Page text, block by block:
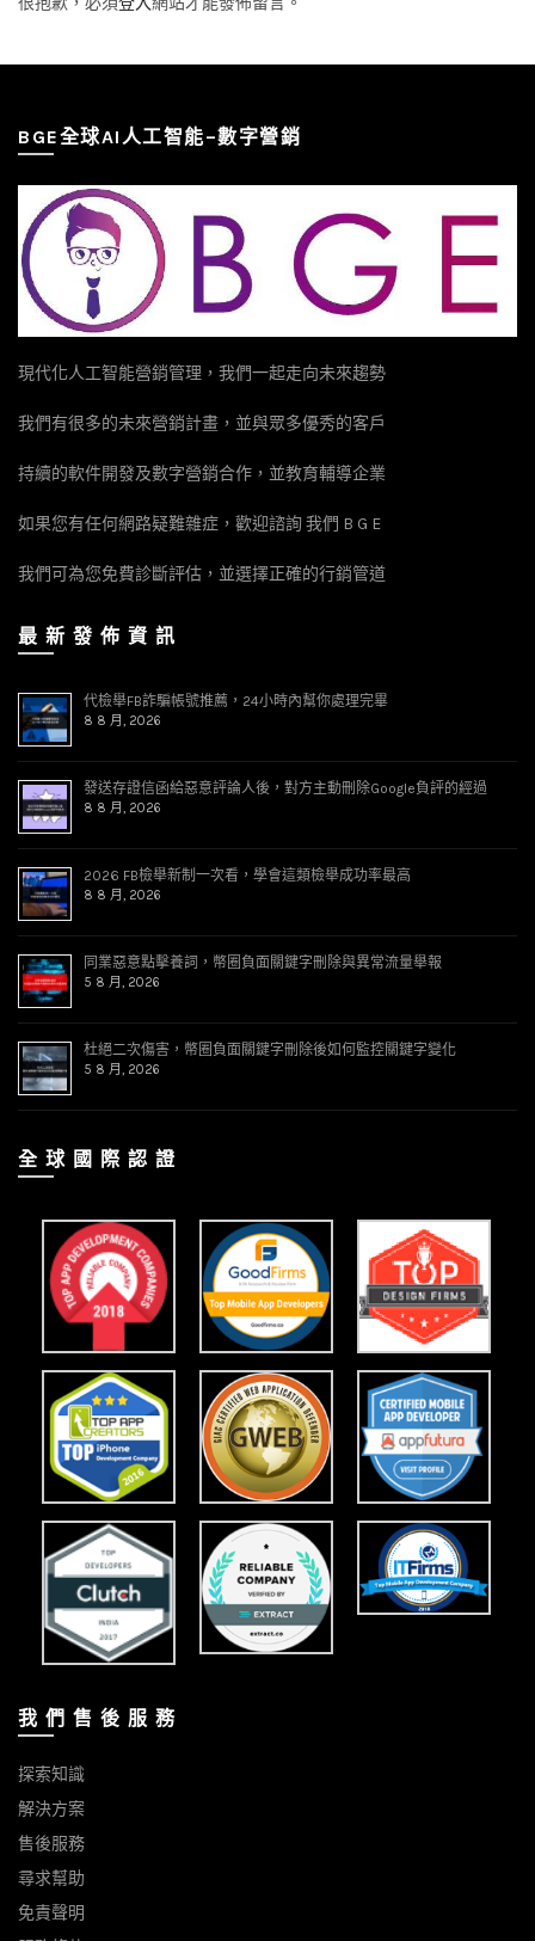
BGE全球AI人工智能–數字營銷
現代化人工智能營銷管理，我們一起走向未來趨勢
我們有很多的未來營銷計畫，並與眾多優秀的客戶
持續的軟件開發及數字營銷合作，並教育輔導企業
如果您有任何網路疑難雜症，歡迎諮詢 我們 B G E
我們可為您免費診斷評估，並選擇正確的行銷管道
最 新 發 佈 資 訊
代檢舉FB詐騙帳號推薦，24小時內幫你處理完畢
8 8 月, 2026
發送存證信函給惡意評論人後，對方主動刪除Google負評的經過
8 8 月, 2026
2026 FB檢舉新制一次看，學會這類檢舉成功率最高
8 8 月, 2026
同業惡意點擊養詞，幣圈負面關鍵字刪除與異常流量舉報
5 8 月, 2026
杜絕二次傷害，幣圈負面關鍵字刪除後如何監控關鍵字變化
5 8 月, 2026
全 球 國 際 認 證
我 們 售 後 服 務
探索知識
解決方案
售後服務
尋求幫助
免責聲明